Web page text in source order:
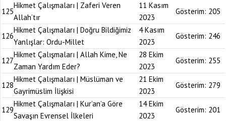
125
Hikmet Çalışmaları | Zaferi Veren
Allah’tır
11 Kasım
2023
Gösterim: 205
126
Hikmet Çalışmaları | Doğru Bildiğimiz
Yanlışlar: Ordu-Millet
4 Kasım
2023
Gösterim: 246
127
Hikmet Çalışmaları | Allah Kime, Ne
Zaman Yardım Eder?
28 Ekim
2023
Gösterim: 255
128
Hikmet Çalışmaları | Müslüman ve
Gayrimüslim İlişkisi
21 Ekim
2023
Gösterim: 279
129
Hikmet Çalışmaları | Kur’an’a Göre
Savaşın Evrensel İlkeleri
14 Ekim
2023
Gösterim: 201